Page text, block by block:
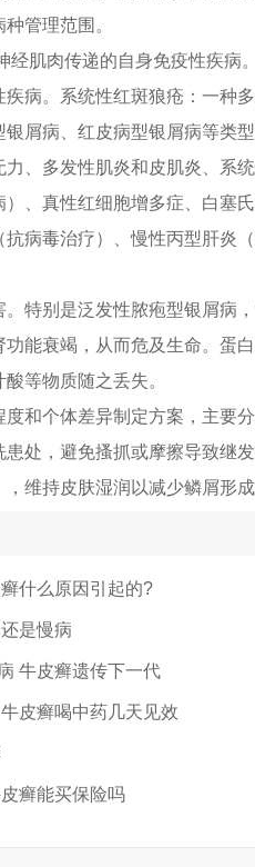
管理范围。
经肌肉传递的自身免疫性疾病
病。系统性红斑狼疮：一种
屑病、红皮病型银屑病等类型
、多发性肌炎和皮肌炎、系
、真性红细胞增多症、白塞
病毒治疗）、慢性丙型肝炎
特别是泛发性脓疱型银屑病
能衰竭，从而危及生命。蛋
等物质随之丢失。
和个体差异制定方案，主要
处，避免搔抓或摩擦导致继
维持皮肤湿润以减少鳞屑形成
什么原因引起的?
是慢病
牛皮癣遗传下一代
皮癣喝中药几天见效
癣能买保险吗